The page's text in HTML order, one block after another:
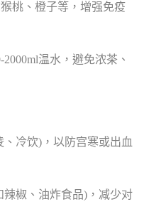
、橙子等，增强免疫
温水，避免浓茶、
冷饮)，以防宫寒或出血
椒、油炸食品)，减少对